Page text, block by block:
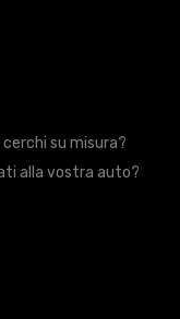
su misura?
alla vostra auto?